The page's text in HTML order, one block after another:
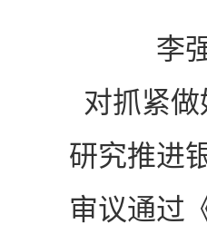
李
对抓紧
研究推进
审议通过